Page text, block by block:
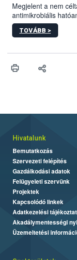
Megjelent a nem
antimikrobiális
határértékeinek és
módszerek
TOVÁBB >
Hivatalunk
Bemutatkozás
Szervezeti felépítés
Gazdálkodási adatok
Felügyeleti szervünk
Projektek
Kapcsolódó linkek
Adatkezelési
Akadálymentességi
Üzemeltetési